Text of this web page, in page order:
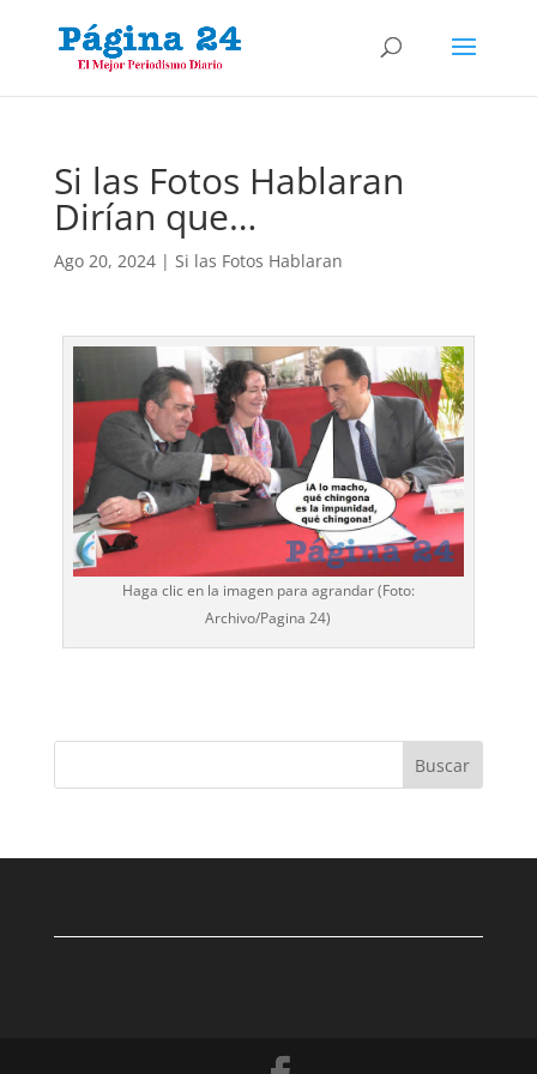
Si las Fotos Hablaran
Dirían que…
Ago 20, 2024| Si las Fotos Hablaran
Haga clic en la imagen para agrandar (Foto:
Archivo/Pagina 24)
Buscar